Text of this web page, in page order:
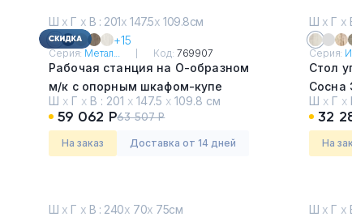
Ш х Г х В : 201х 147.5х 109.8см
+15
Серия: Метал... Код: 769907
Рабочая станция на О-образном
м/к с опорным шкафом-купе
Белый
Ш х Г х В : 201 х 147.5 х 109.8 см
59 062 Р63 507 Р
На заказ Доставка от 14 дней
Ш х Г х
Серия:
Стол
Сосна
Ш х Г х
32
На
Ш х Г х В : 240х 70х 75см
Ш х Г х